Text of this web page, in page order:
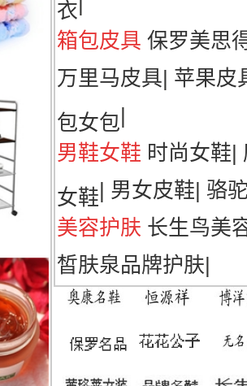
衣
箱包皮具 保罗美思
万里马皮具| 苹果皮
包女包 |
男鞋女鞋 时尚女鞋|
女鞋| 男女皮鞋| 骆
美容护肤 长生鸟美
皙肤泉品牌护肤|